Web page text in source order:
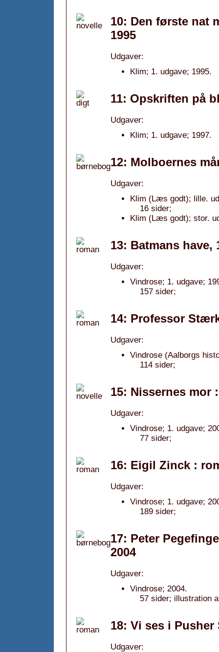
10: Den første nat
1995
Udgaver:
Klim; 1. udgave; 1995.
11: Opskriften på
Udgaver:
Klim; 1. udgave; 1997.
12: Molboernes
Udgaver:
Klim (Læs godt); lille.
16 sider;
Klim (Læs godt); stor.
13: Batmans have,
Udgaver:
Vindrose; 1. udgave;
157 sider;
14: Professor
Udgaver:
Vindrose (Aalborgs
114 sider;
15: Nissernes mor
Udgaver:
Vindrose; 1. udgave;
77 sider;
16: Eigil Zinck :
Udgaver:
Vindrose; 1. udgave;
189 sider;
17: Peter
2004
Udgaver:
Vindrose; 2004.
57 sider; illustration
18: Vi ses i Pusher
Udgaver: